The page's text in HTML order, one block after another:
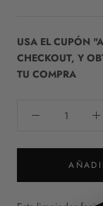
USA EL CUPÓN
CHECKOUT, Y
TU COMPRA